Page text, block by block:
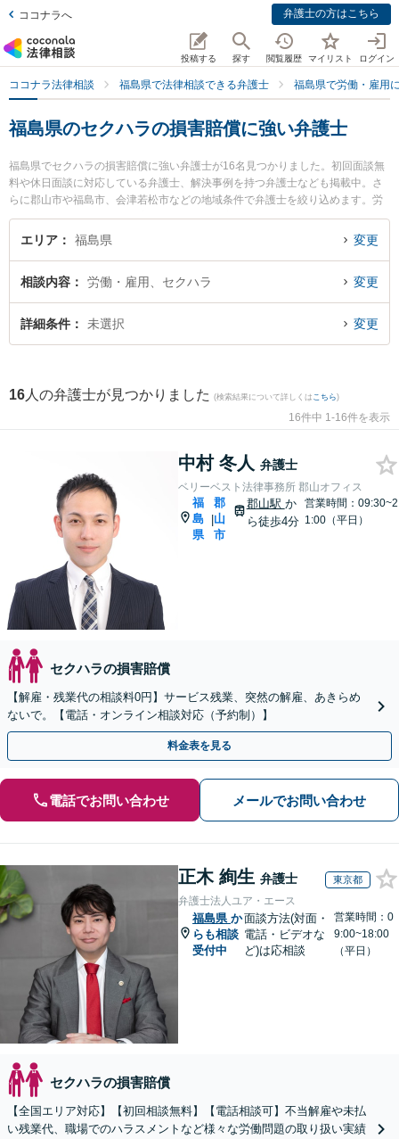
ココナラへ 弁護士の方はこちら
投稿する 探す 閲覧履歴 マイリスト ログイン
ココナラ法律相談 福島県で法律相談できる弁護士 福島県で労働・雇用
福島県のセクハラの損害賠償に強い弁護士
福島県でセクハラの損害賠償に強い弁護士が16名見つかりました。初回面談無
料や休日面談に対応している弁護士、解決事例を持つ弁護士なども掲載中。さ
らに郡山市や福島市、会津若松市などの地域条件で弁護士を絞り込めます。労
働・雇用に関係する不当解雇や退職勧奨、内定取消等の細かな分野での絞り込
み検索もでき便利です。特にベリーベスト法律事務所 郡山オフィスの中村 冬人
費用、強みなどが注目されています。『福島県で土日や夜間に発生したセクハ
ラの損害賠償のトラブルを今すぐに弁護士に相談したい』『セクハラの損害賠
償のトラブル解決の実績豊富な近くの弁護士を検索したい』『初回相談無料で
エリア 福島県 変更
相談内容 労働・雇用、セクハラ 変更
詳細条件 未選択 変更
16 人の弁護士が見つかりました (検索結果について詳しくは こちら)
16件中 1-16件を表示
中村 冬人 弁護士
ベリーベスト法律事務所 郡山オフィス
福
島
県
|
郡
山
市
郡山駅 か
ら徒歩4分
営業時間：09:30~2
1:00（平日）
セクハラの損害賠償
【解雇・残業代の相談料0円】サービス残業、突然の解雇、あきらめ
ないで。【電話・オンライン相談対応（予約制）】
料金表を見る
電話でお問い合わせ メールでお問い合わせ
正木 絢生 弁護士 東京都
弁護士法人ユア・エース
福島県 か
らも相談
受付中
面談方法(対面・
電話・ビデオな
ど)は応相談
営業時間：0
9:00~18:00
（平日）
セクハラの損害賠償
【全国エリア対応】【初回相談無料】【電話相談可】不当解雇や未払
い残業代、職場でのハラスメントなど様々な労働問題の取り扱い実績